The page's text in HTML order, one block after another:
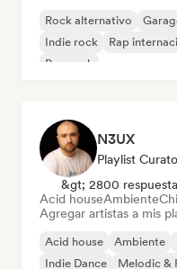
Rock alternativo
Indie rock
Rap
Pop rock
N3UX
Playlist
&gt; 2800
Acid houseAmbiente
Agregar artistas a mis
Acid house Ambiente
Indie Dance
Melodic &